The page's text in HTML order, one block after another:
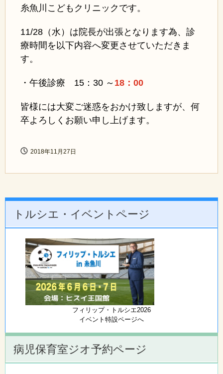
糸魚川こどもクリニックです。
11/28（水）は院長が出張となります為、診
療時間を以下内容へ変更させていただきま
す。
・午後診療 15：30 ～ 18：00
皆様には大変ご迷惑をおかけ致しますが、何
卒よろしくお願い申し上げます。
2018年11月27日
トルシエ・イベントページ
フィリップ・トルシエ2026
イベント特設ページへ
病児保育室ジオ予約ページ